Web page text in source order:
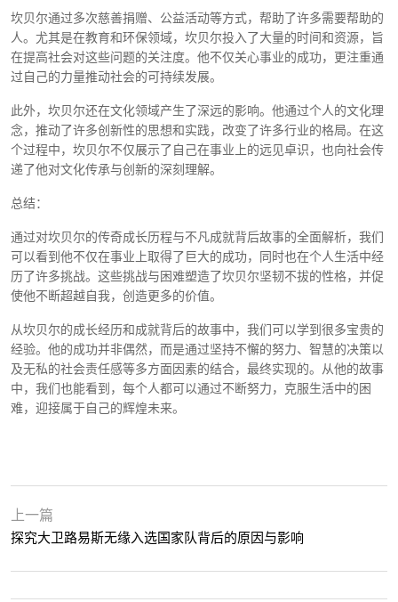
坎贝尔通过多次慈善捐赠、公益活动等方式，帮助了许多需要帮助的
人。尤其是在教育和环保领域，坎贝尔投入了大量的时间和资源，旨
在提高社会对这些问题的关注度。他不仅关心事业的成功，更注重通
过自己的力量推动社会的可持续发展。
此外，坎贝尔还在文化领域产生了深远的影响。他通过个人的文化理
念，推动了许多创新性的思想和实践，改变了许多行业的格局。在这
个过程中，坎贝尔不仅展示了自己在事业上的远见卓识，也向社会传
递了他对文化传承与创新的深刻理解。
总结：
通过对坎贝尔的传奇成长历程与不凡成就背后故事的全面解析，我们
可以看到他不仅在事业上取得了巨大的成功，同时也在个人生活中经
历了许多挑战。这些挑战与困难塑造了坎贝尔坚韧不拔的性格，并促
使他不断超越自我，创造更多的价值。
从坎贝尔的成长经历和成就背后的故事中，我们可以学到很多宝贵的
经验。他的成功并非偶然，而是通过坚持不懈的努力、智慧的决策以
及无私的社会责任感等多方面因素的结合，最终实现的。从他的故事
中，我们也能看到，每个人都可以通过不断努力，克服生活中的困
难，迎接属于自己的辉煌未来。
上一篇
探究大卫路易斯无缘入选国家队背后的原因与影响